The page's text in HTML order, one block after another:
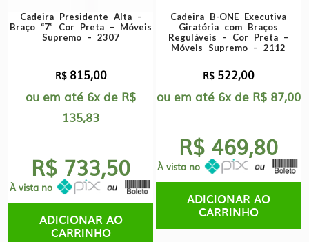
Cadeira Presidente Alta –
Braço “7” Cor Preta – Móveis
Supremo – 2307
R$ 815,00
ou em até 6x de R$
135,83
R$ 733,50
À vista no
ADICIONAR AO
CARRINHO
Cadeira B-ONE Executiva
Giratória com Braços
Reguláveis – Cor Preta –
Móveis Supremo – 2112
R$ 522,00
ou em até 6x de R$ 87,00
R$ 469,80
À vista no
ADICIONAR AO
CARRINHO